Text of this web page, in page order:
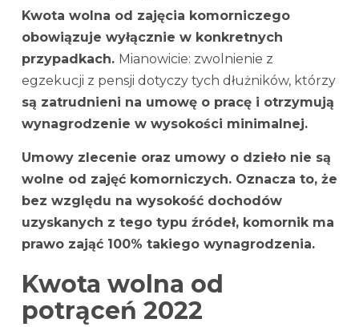
Kwota wolna od zajęcia komorniczego
obowiązuje wyłącznie w konkretnych
przypadkach. Mianowicie: zwolnienie z
egzekucji z pensji dotyczy tych dłużników, którzy
są zatrudnieni na umowę o pracę i otrzymują
wynagrodzenie w wysokości minimalnej.
Umowy zlecenie oraz umowy o dzieło nie są
wolne od zajęć komorniczych. Oznacza to, że
bez względu na wysokość dochodów
uzyskanych z tego typu źródeł, komornik ma
prawo zająć 100% takiego wynagrodzenia.
Kwota wolna od
potrąceń 2022